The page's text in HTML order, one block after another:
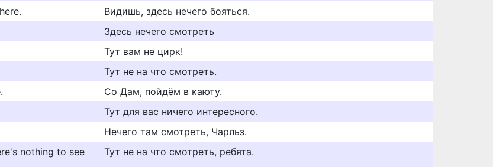
Видишь, здесь нечего бояться.
Здесь нечего смотреть
Тут вам не цирк!
Тут не на что смотреть.
Со Дам, пойдём в каюту.
Тут для вас ничего интересного.
Нечего там смотреть, Чарльз.
nothing to see
Тут не на что смотреть, ребята.